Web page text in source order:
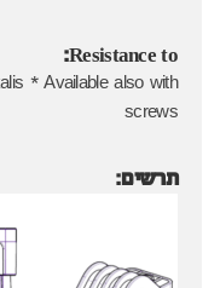
Resistance to:
* Available also with
screws
תרשים: